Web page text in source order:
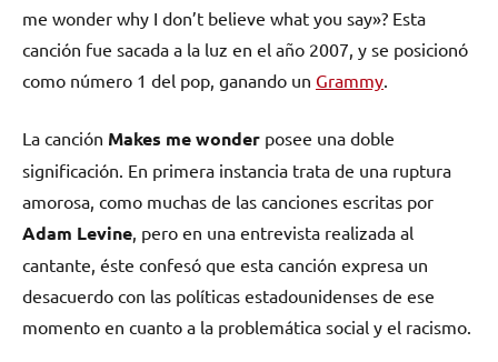
me wonder why I don’t believe what you say»? Esta
canción fue sacada a la luz en el año 2007, y se posicionó
como número 1 del pop, ganando un Grammy.
La canción Makes me wonder posee una doble
significación. En primera instancia trata de una ruptura
amorosa, como muchas de las canciones escritas por
Adam Levine, pero en una entrevista realizada al
cantante, éste confesó que esta canción expresa un
desacuerdo con las políticas estadounidenses de ese
momento en cuanto a la problemática social y el racismo.